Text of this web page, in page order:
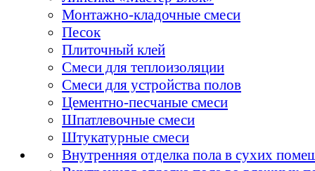
Монтажно-кладочные смеси
Песок
Плиточный клей
Смеси для теплоизоляции
Смеси для устройства полов
Цементно-песчаные смеси
Шпатлевочные смеси
Штукатурные смеси
Внутренняя отделка пола в сухих